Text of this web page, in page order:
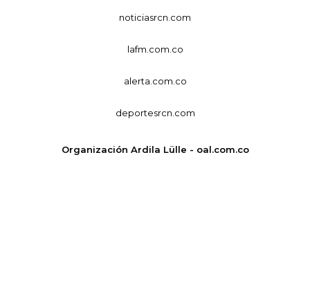
noticiasrcn.com
lafm.com.co
alerta.com.co
deportesrcn.com
Organización Ardila Lülle - oal.com.co